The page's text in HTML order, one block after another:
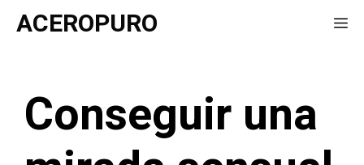
Saltar
ACEROPURO
Conseguir una